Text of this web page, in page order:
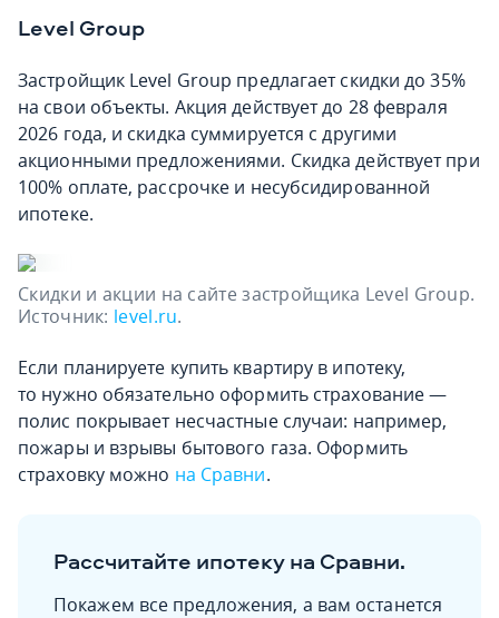
Level Group
Застройщик Level Group предлагает скидки до 35%
на свои объекты. Акция действует до 28 февраля
2026 года, и скидка суммируется с другими
акционными предложениями. Скидка действует при
100% оплате, рассрочке и несубсидированной
ипотеке.
Скидки и акции на сайте застройщика Level Group.
Источник: level.ru.
Если планируете купить квартиру в ипотеку,
то нужно обязательно оформить страхование —
полис покрывает несчастные случаи: например,
пожары и взрывы бытового газа. Оформить
страховку можно на Сравни.
Рассчитайте ипотеку на Сравни.
Покажем все предложения, а вам останется